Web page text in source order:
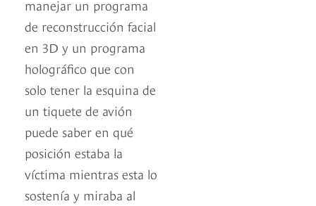
manejar un programa
de reconstrucción facial
en 3D y un programa
holográfico que con
solo tener la esquina de
un tiquete de avión
puede saber en qué
posición estaba la
víctima mientras esta lo
sostenía y miraba al